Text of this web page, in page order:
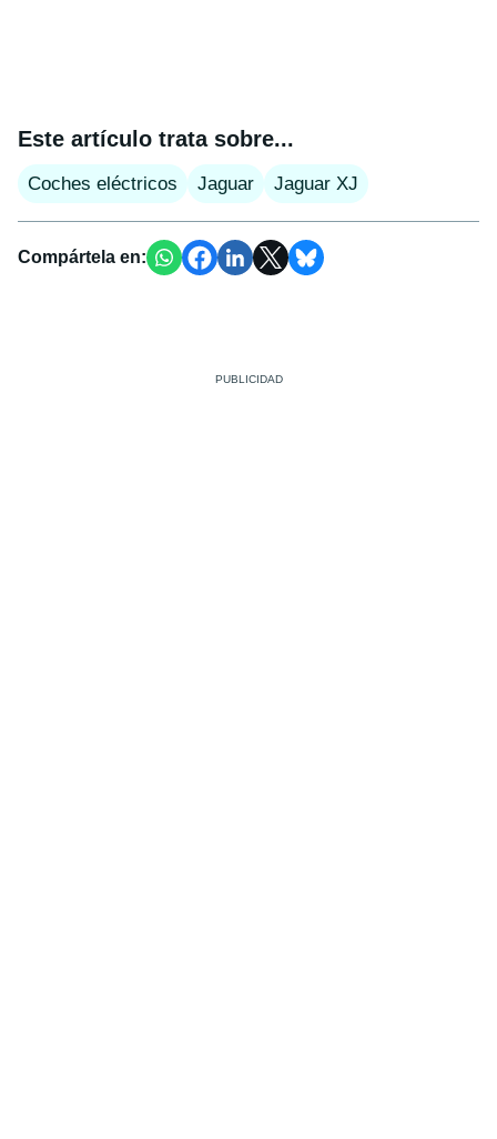
Este artículo trata sobre...
Coches eléctricos Jaguar Jaguar XJ
Compártela en: